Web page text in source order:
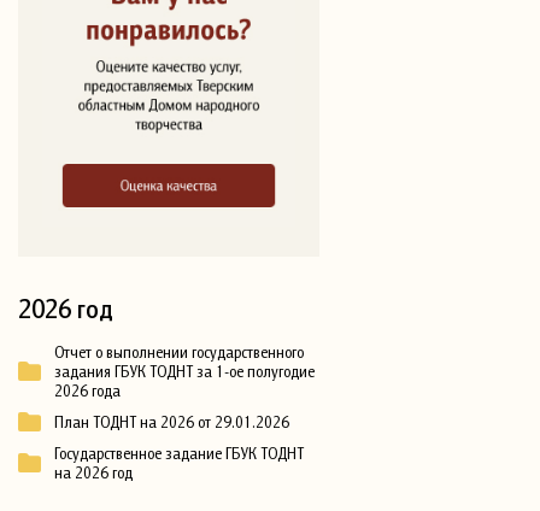
2026 год
Отчет о выполнении государственного
задания ГБУК ТОДНТ за 1-ое полугодие
2026 года
План ТОДНТ на 2026 от 29.01.2026
Государственное задание ГБУК ТОДНТ
на 2026 год